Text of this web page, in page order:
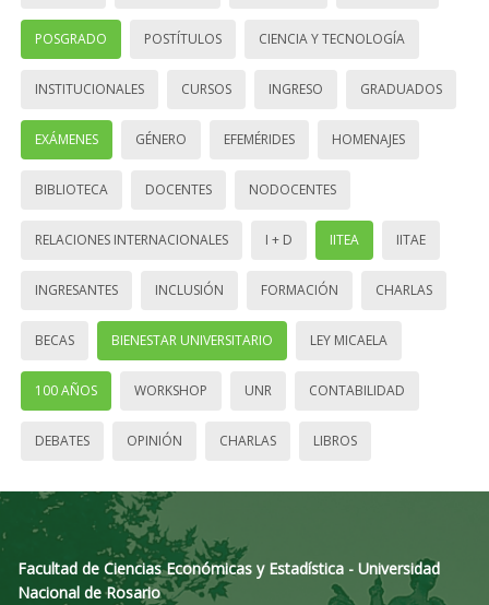
POSGRADO POSTÍTULOS CIENCIA Y TECNOLOGÍA
INSTITUCIONALES CURSOS INGRESO GRADUADOS
EXÁMENES GÉNERO EFEMÉRIDES HOMENAJES
BIBLIOTECA DOCENTES NODOCENTES
RELACIONES INTERNACIONALES I + D IITEA IITAE
INGRESANTES INCLUSIÓN FORMACIÓN CHARLAS
BECAS BIENESTAR UNIVERSITARIO LEY MICAELA
100 AÑOS WORKSHOP UNR CONTABILIDAD
DEBATES OPINIÓN CHARLAS LIBROS
Facultad de Ciencias Económicas y Estadística - Universidad
Nacional de Rosario